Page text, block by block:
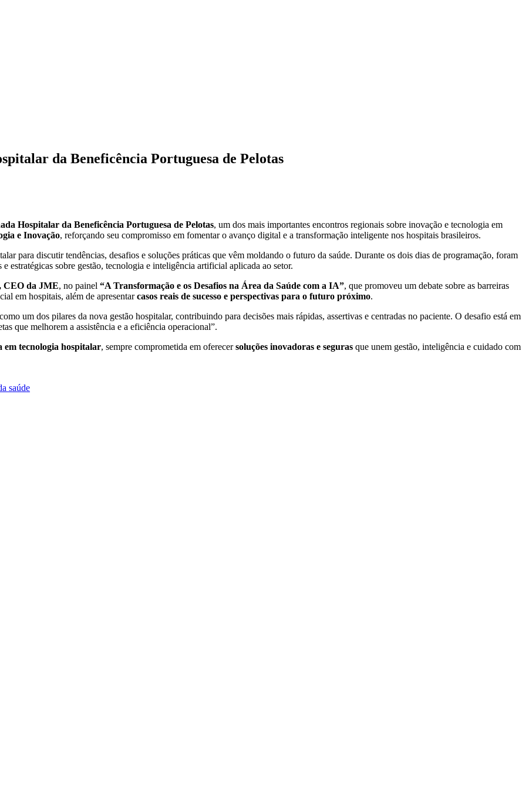
da Beneficência Portuguesa de Pelotas
Hospitalar da Beneficência Portuguesa de Pelotas, um dos mais importantes encontros regionais sobre inovação e tecnologia em
e Inovação, reforçando seu compromisso em fomentar o avanço digital e a transformação inteligente nos hospitais brasileiros.
para discutir tendências, desafios e soluções práticas que vêm moldando o futuro da saúde. Durante os dois dias de programação, foram
e estratégicas sobre gestão, tecnologia e inteligência artificial aplicada ao setor.
CEO da JME, no painel “A Transformação e os Desafios na Área da Saúde com a IA”, que promoveu um debate sobre as barreiras
em hospitais, além de apresentarcasos reais de sucesso e perspectivas para o futuro próximo.
um dos pilares da nova gestão hospitalar, contribuindo para decisões mais rápidas, assertivas e centradas no paciente. O desafio está em
que melhorem a assistência e a eficiência operacional”.
em tecnologia hospitalar, sempre comprometida em oferecersoluções inovadoras e seguras que unem gestão, inteligência e cuidado com
saúde